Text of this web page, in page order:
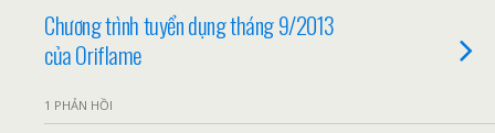
Chương trình tuyển dụng tháng 9/2013
của Oriflame
1 PHẢN HỒI